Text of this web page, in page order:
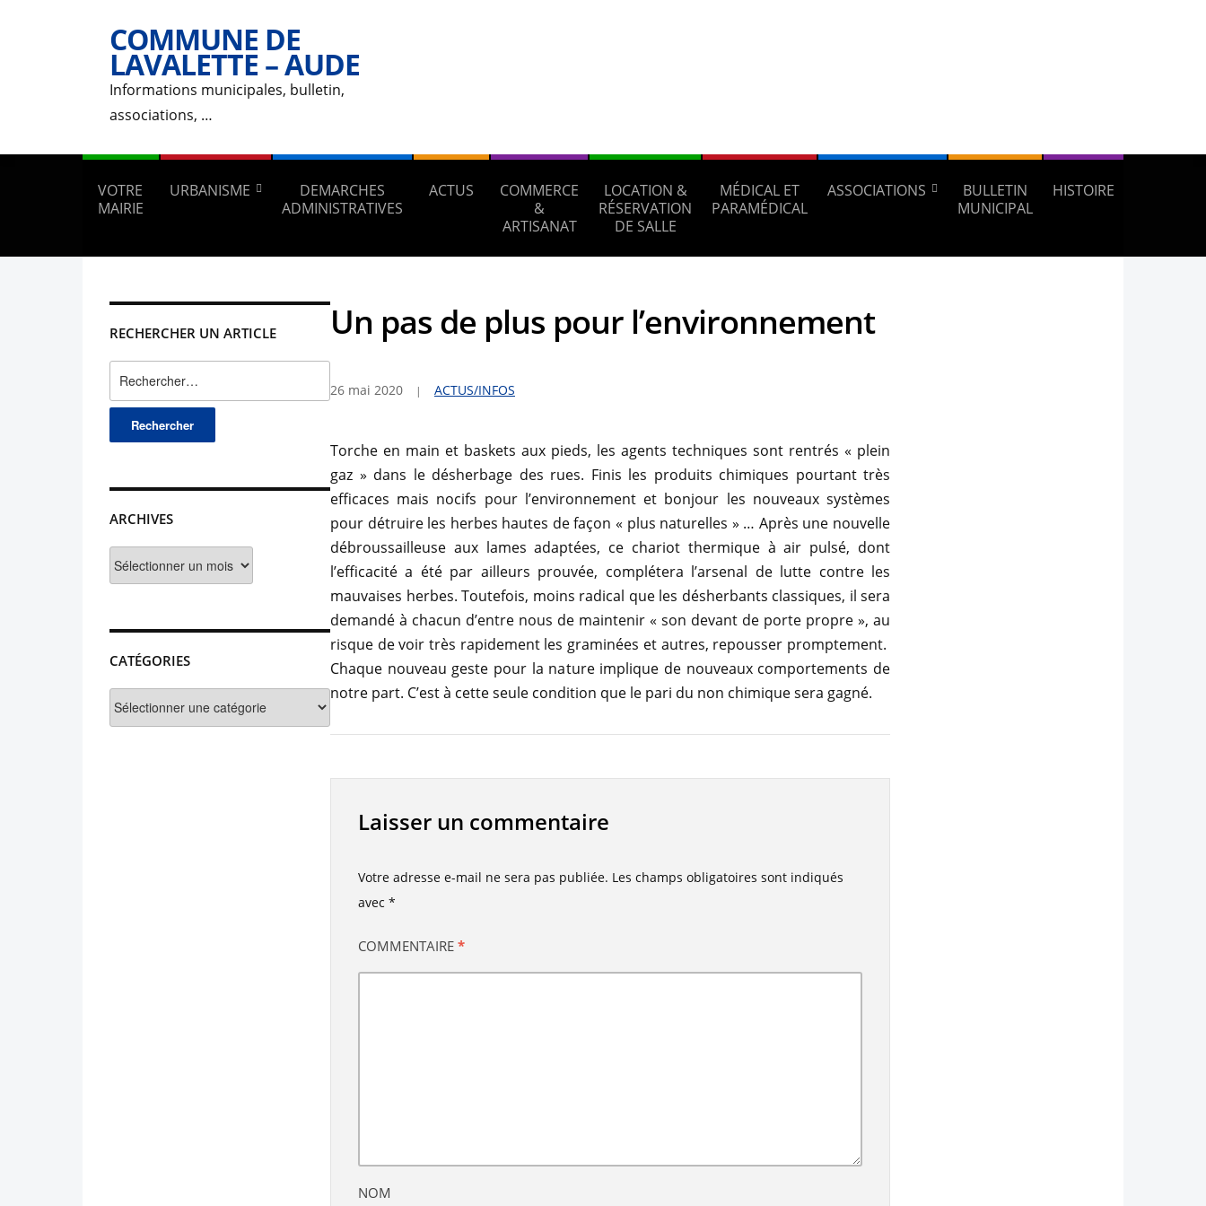
COMMUNE DE
LAVALETTE – AUDE
Informations municipales, bulletin,
associations, …
VOTRE
MAIRIE
URBANISME
DEMARCHES
ADMINISTRATIVES
ACTUS
COMMERCE
&
ARTISANAT
LOCATION &
RÉSERVATION
DE SALLE
MÉDICAL ET
PARAMÉDICAL
ASSOCIATIONS
BULLETIN
MUNICIPAL
HISTOIRE
RECHERCHER UN ARTICLE
ARCHIVES
CATÉGORIES
Un pas de plus pour l’environnement
26 mai 2020 ACTUS/INFOS
Torche en main et baskets aux pieds, les agents techniques sont rentrés « plein
gaz » dans le désherbage des rues. Finis les produits chimiques pourtant très
efficaces mais nocifs pour l’environnement et bonjour les nouveaux systèmes
pour détruire les herbes hautes de façon « plus naturelles » … Après une nouvelle
débroussailleuse aux lames adaptées, ce chariot thermique à air pulsé, dont
l’efficacité a été par ailleurs prouvée, complétera l’arsenal de lutte contre les
mauvaises herbes. Toutefois, moins radical que les désherbants classiques, il sera
demandé à chacun d’entre nous de maintenir « son devant de porte propre », au
risque de voir très rapidement les graminées et autres, repousser promptement.
Chaque nouveau geste pour la nature implique de nouveaux comportements de
notre part. C’est à cette seule condition que le pari du non chimique sera gagné.
Laisser un commentaire
Votre adresse e-mail ne sera pas publiée. Les champs obligatoires sont indiqués
avec *
COMMENTAIRE *
NOM